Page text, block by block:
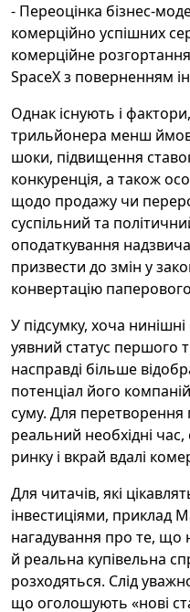
- Переоцінка бізнес-
комерційно успішних
комерційне
SpaceX з поверненням
Однак існують і
трильйонера менш
шоки, підвищення
конкуренція, а також
щодо продажу чи
суспільний та
оподаткування
призвести до змін у
конвертацію
У підсумку, хоча
уявний статус першого
насправді більше
потенціал його
суму. Для перетворення
реальний необхідні
ринку і вкрай вдалі
Для читачів, які
інвестиціями, приклад
нагадування про те, що
й реальна купівельна
розходяться. Слід
що оголошують «нові